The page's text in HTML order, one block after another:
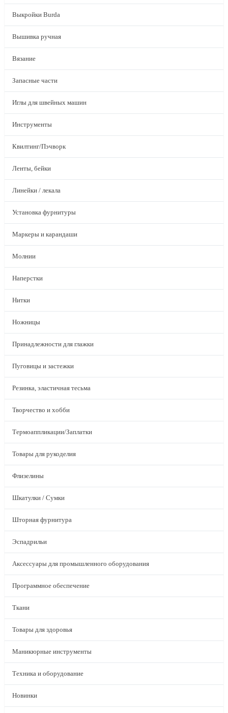
Выкройки Burda
Вышивка ручная
Вязание
Запасные части
Иглы для швейных машин
Инструменты
Квилтинг/Пэчворк
Ленты, бейки
Линейки / лекала
Установка фурнитуры
Маркеры и карандаши
Молнии
Наперстки
Нитки
Ножницы
Принадлежности для глажки
Пуговицы и застежки
Резинка, эластичная тесьма
Творчество и хобби
Термоаппликации/Заплатки
Товары для рукоделия
Флизелины
Шкатулки / Сумки
Шторная фурнитура
Эспадрильи
Аксессуары для промышленного оборудования
Программное обеспечение
Ткани
Товары для здоровья
Маникюрные инструменты
Техника и оборудование
Новинки